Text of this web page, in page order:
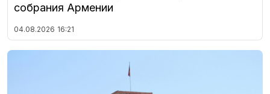
собрания Армении
04.08.2026 16:21